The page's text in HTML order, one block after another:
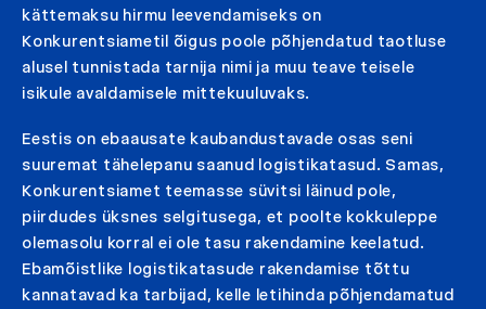
kättemaksu hirmu leevendamiseks on
Konkurentsiametil õigus poole põhjendatud taotluse
alusel tunnistada tarnija nimi ja muu teave teisele
isikule avaldamisele mittekuuluvaks.
Eestis on ebaausate kaubandustavade osas seni
suuremat tähelepanu saanud logistikatasud. Samas,
Konkurentsiamet teemasse süvitsi läinud pole,
piirdudes üksnes selgitusega, et poolte kokkuleppe
olemasolu korral ei ole tasu rakendamine keelatud.
Ebamõistlike logistikatasude rakendamise tõttu
kannatavad ka tarbijad, kelle letihinda põhjendamatud